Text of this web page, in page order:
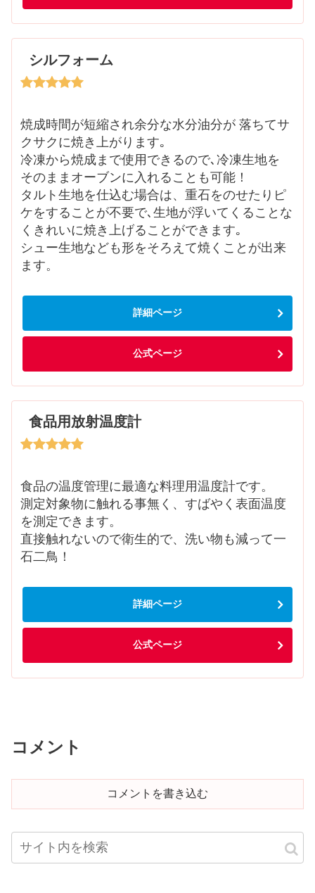
シルフォーム
焼成時間が短縮され余分な水分油分が 落ちてサ
クサクに焼き上がります｡
冷凍から焼成まで使用できるので､冷凍生地を
そのままオーブンに入れることも可能！
タルト生地を仕込む場合は、重石をのせたりピ
ケをすることが不要で､生地が浮いてくることな
くきれいに焼き上げることができます｡
シュー生地なども形をそろえて焼くことが出来
ます。
詳細ページ
公式ページ
食品用放射温度計
食品の温度管理に最適な料理用温度計です。
測定対象物に触れる事無く、すばやく表面温度
を測定できます。
直接触れないので衛生的で、洗い物も減って一
石二鳥！
詳細ページ
公式ページ
コメント
コメントを書き込む